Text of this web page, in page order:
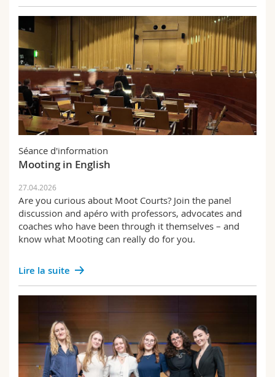
Séance d'information
Mooting in English
27.04.2026
Are you curious about Moot Courts? Join the panel
discussion and apéro with professors, advocates and
coaches who have been through it themselves – and
know what Mooting can really do for you.
Lire la suite